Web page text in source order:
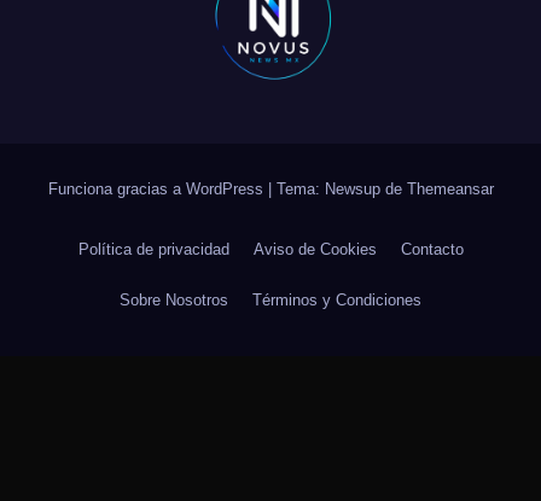
Funciona gracias a WordPress Tema: Newsup de Themeansar
Política de privacidad Aviso de Cookies Contacto
Sobre Nosotros Términos y Condiciones